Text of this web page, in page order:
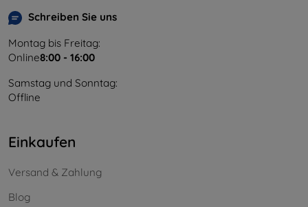
Schreiben Sie uns
Montag bis Freitag:
Online8:00 - 16:00
Samstag und Sonntag:
Offline
Einkaufen
Versand & Zahlung
Blog